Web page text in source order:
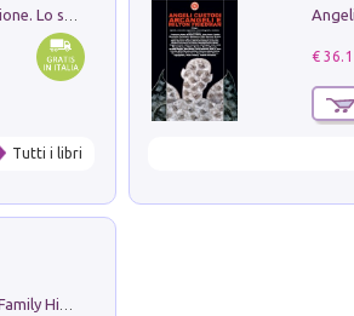
Tutti i libri
€ 36.1